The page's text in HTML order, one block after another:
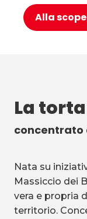
Alla
La
concentrato
Nata su
Massiccio dei
vera e propria
territorio.